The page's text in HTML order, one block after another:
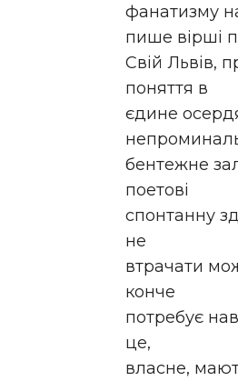
фанатизму
пише вірші
Свій Львів,
поняття в
єдине
бентежне
поетові
спонтанну
не
втрачати
конче
потребує
це,
власне,